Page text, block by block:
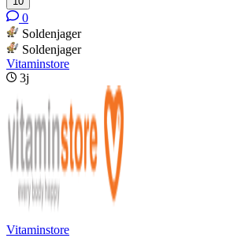
0
Soldenjager
Soldenjager
Vitaminstore
3j
Vitaminstore